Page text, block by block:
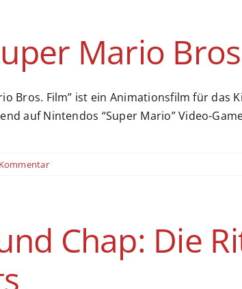
Mario
Bros. Film” ist ein Animationsfilm für das
auf Nintendos “Super Mario” Video-
Chap: Die